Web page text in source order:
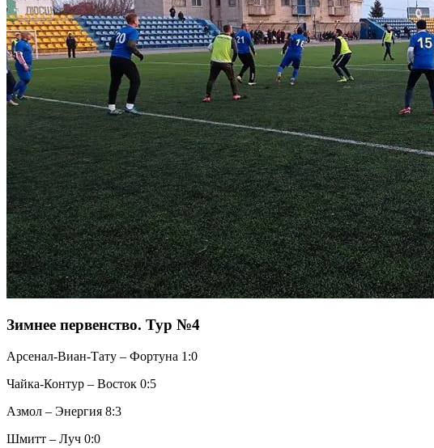
Зимнее первенство. Тур №4
Арсенал-Виан-Тату – Фортуна 1:0
Чайка-Контур – Восток 0:5
Азмол – Энергия 8:3
Шмитт – Луч 0:0